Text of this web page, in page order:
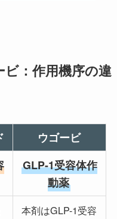
：作用機序の違
ウゴービ
GLP-1受容体作
動薬
本剤はGLP-1受容